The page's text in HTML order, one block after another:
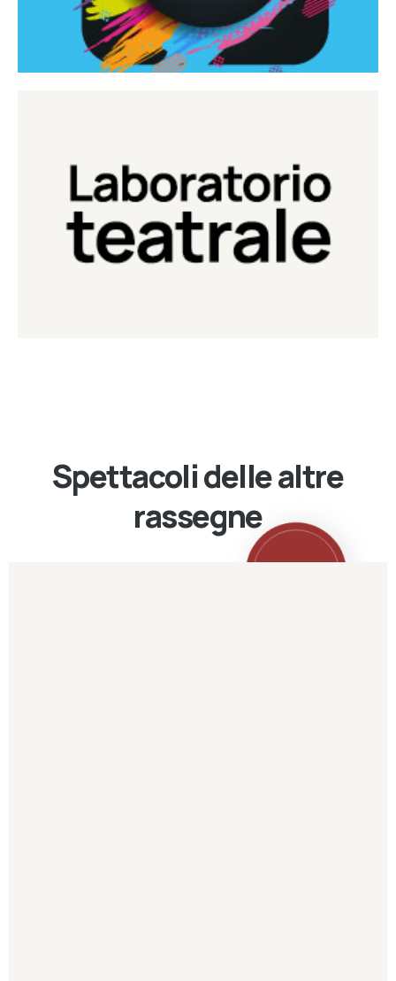
Laboratorio Teatrale
Laboratorio di teatro del Teatro Eduardo de Filippo
Continua
Spettacoli delle altre
rassegne